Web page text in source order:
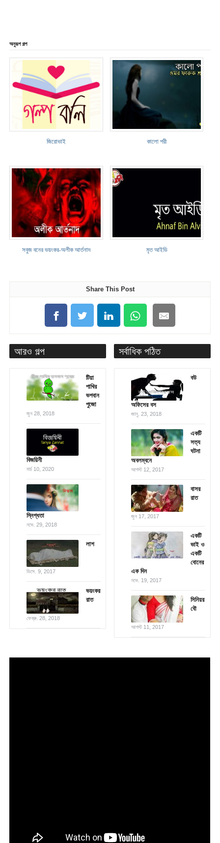
অনুরূপ গল্প
জিরোভাই কালো পরী
সবুজ বনের ভয়ংকর-অলীক আর্তনাদ মৃত আইডি
Share This Post
আরও গল্প
টিয়া
পাখির
ভগবান
পুজো
জুন 28, 2018
বিজয়িনী
মার্চ 10, 2020
স্নিগ্ধতা
নভে. 29, 2018
লাশ
ডিসে. 9, 2017
ভয়ংকর
রাত
ফেব্রু. 28, 2018
সর্বাধিক পঠিত
বউ
অফিসের বস
জানু. 23, 2018
একটি
সত্য
ঘটনা
অবলম্বনে
আগস্ট 12, 2017
বাসর
রাত
জুন 17, 2017
একটি
ভাই ও
একটি
বোনের
এক দিন
নভে. 19, 2017
সিনিয়র
বৌ
আগস্ট 11, 2017